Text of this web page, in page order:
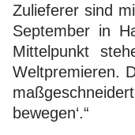
Zulieferer sind
September in
Mittelpunkt
Weltpremieren.
bewegen‘.“